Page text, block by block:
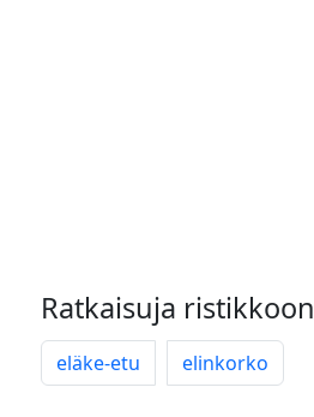
Ratkaisuja ristikkoon
eläke-etu elinkorko